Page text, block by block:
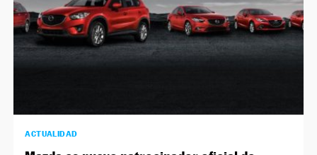
ACTUALIDAD